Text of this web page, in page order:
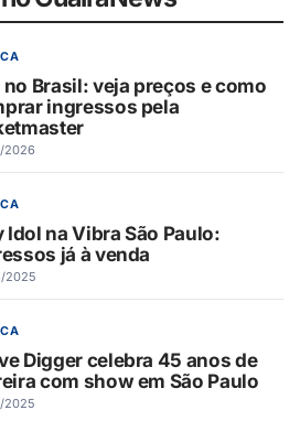
no Brasil: veja preços e como
ingressos pela
2026
Idol na Vibra São Paulo:
já à venda
2025
Digger celebra 45 anos de
com show em São Paulo
2025